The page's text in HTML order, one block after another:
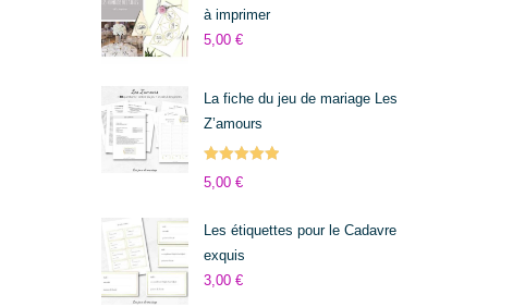
à imprimer
5,00 €
La fiche du jeu de mariage Les
Z’amours
Note 5.00
5,00 €
Les étiquettes pour le Cadavre
exquis
3,00 €